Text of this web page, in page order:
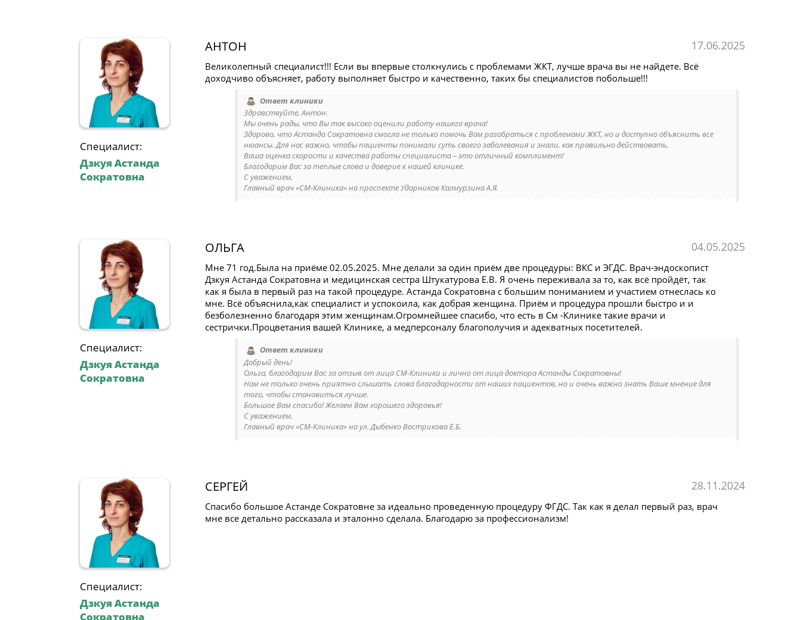
Специалист:
Дзкуя Астанда
Сократовна
АНТОН 17.06.2025
Великолепный специалист!!! Если вы впервые столкнулись с проблемами ЖКТ, лучше врача вы не найдете. Всё
доходчиво объясняет, работу выполняет быстро и качественно, таких бы специалистов побольше!!!
Ответ клиники
Здравствуйте, Антон.
Мы очень рады, что Вы так высоко оценили работу нашего врача!
Здорово, что Астанда Сократовна смогла не только помочь Вам разобраться с проблемами ЖКТ, но и доступно объяснить все
нюансы. Для нас важно, чтобы пациенты понимали суть своего заболевания и знали, как правильно действовать.
Ваша оценка скорости и качества работы специалиста – это отличный комплимент!
Благодарим Вас за теплые слова и доверие к нашей клинике.
С уважением,
Главный врач «СМ-Клиника» на проспекте Ударников Калмурзина А.Я.
Специалист:
Дзкуя Астанда
Сократовна
ОЛЬГА 04.05.2025
Мне 71 год.Была на приёме 02.05.2025. Мне делали за один приём две процедуры: ВКС и ЭГДС. Врач-эндоскопист
Дзкуя Астанда Сократовна и медицинская сестра Штукатурова Е.В. Я очень переживала за то, как всё пройдёт, так
как я была в первый раз на такой процедуре. Астанда Сократовна с большим пониманием и участием отнеслась ко
мне. Всё объяснила,как специалист и успокоила, как добрая женщина. Приём и процедура прошли быстро и и
безболезненно благодаря этим женщинам.Огромнейшее спасибо, что есть в См -Клинике такие врачи и
сестрички.Процветания вашей Клинике, а медперсоналу благополучия и адекватных посетителей.
Ответ клиники
Добрый день!
Ольга, благодарим Вас за отзыв от лица СМ-Клиники и лично от лица доктора Астанды Сократовны!
Нам не только очень приятно слышать слова благодарности от наших пациентов, но и очень важно знать Ваше мнение для
того, чтобы становиться лучше.
Большое Вам спасибо! Желаем Вам хорошего здоровья!
С уважением,
Главный врач «СМ-Клиника» на ул. Дыбенко Вострикова Е.Б.
Специалист:
Дзкуя Астанда
Сократовна
СЕРГЕЙ 28.11.2024
Спасибо большое Астанде Сократовне за идеально проведенную процедуру ФГДС. Так как я делал первый раз, врач
мне все детально рассказала и эталонно сделала. Благодарю за профессионализм!